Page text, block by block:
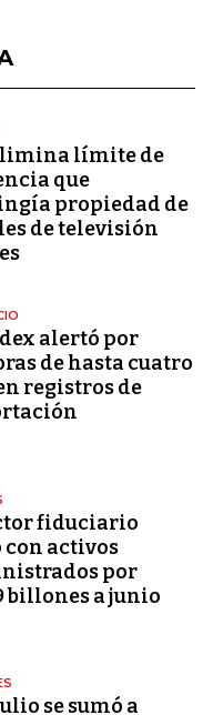
límite de
que
propiedad de
de televisión
alertó por
de hasta cuatro
registros de
fiduciario
con activos
por
billones a junio
se sumó a